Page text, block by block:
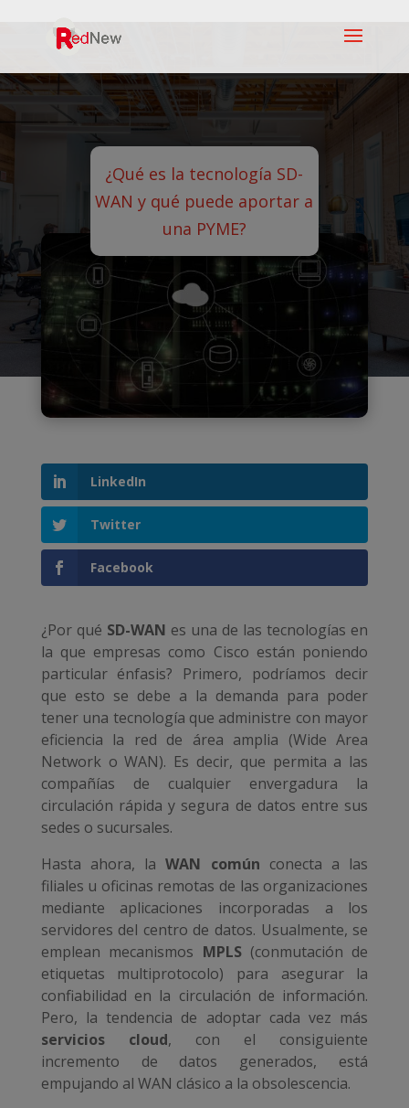
¿Qué es la tecnología SD-
WAN y qué puede aportar a
una PYME?
LinkedIn
Twitter
Facebook
¿Por qué SD-WAN es una de las tecnologías en
la que empresas como Cisco están poniendo
particular énfasis? Primero, podríamos decir
que esto se debe a la demanda para poder
tener una tecnología que administre con mayor
eficiencia la red de área amplia (Wide Area
Network o WAN). Es decir, que permita a las
compañías de cualquier envergadura la
circulación rápida y segura de datos entre sus
sedes o sucursales.
Hasta ahora, laWAN común conecta a las
filiales u oficinas remotas de las organizaciones
mediante aplicaciones incorporadas a los
servidores del centro de datos. Usualmente, se
emplean mecanismos MPLS(conmutación de
etiquetas multiprotocolo) para asegurar la
confiabilidad en la circulación de información.
Pero, la tendencia de adoptar cada vez más
servicios cloud, con el consiguiente
incremento de datos generados, está
empujando al WAN clásico a la obsolescencia.